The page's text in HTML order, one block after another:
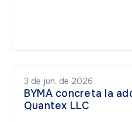
3 de jun. de 2026
BYMA concreta la
Quantex LLC